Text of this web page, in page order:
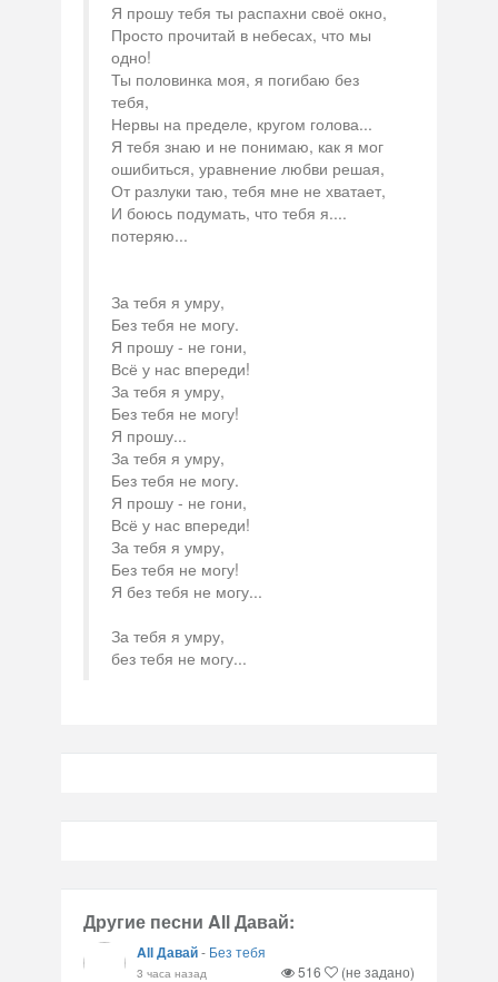
Я прошу тебя ты распахни своё окно,
Просто прочитай в небесах, что мы
одно!
Ты половинка моя, я погибаю без
тебя,
Нервы на пределе, кругом голова...
Я тебя знаю и не понимаю, как я мог
ошибиться, уравнение любви решая,
От разлуки таю, тебя мне не хватает,
И боюсь подумать, что тебя я....
потеряю...
За тебя я умру,
Без тебя не могу.
Я прошу - не гони,
Всё у нас впереди!
За тебя я умру,
Без тебя не могу!
Я прошу...
За тебя я умру,
Без тебя не могу.
Я прошу - не гони,
Всё у нас впереди!
За тебя я умру,
Без тебя не могу!
Я без тебя не могу...
За тебя я умру,
без тебя не могу...
Другие песни All Давай:
All Давай- Без тебя
3 часа назад 516 (не задано)